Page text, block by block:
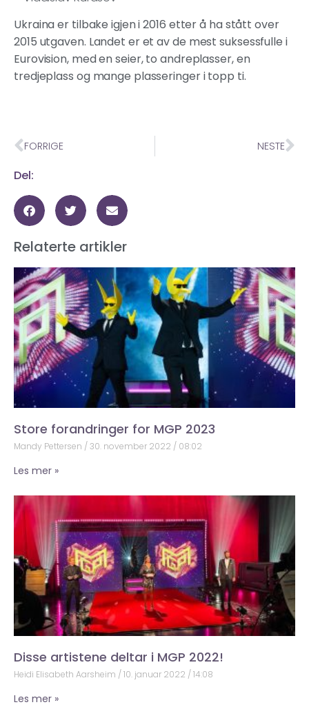
Ukraina er tilbake igjen i 2016 etter å ha stått over
2015 utgaven. Landet er et av de mest suksessfulle i
Eurovision, med en seier, to andreplasser, en
tredjeplass og mange plasseringer i topp ti.
FORRIGE NESTE
Del:
Relaterte artikler
Store forandringer for MGP 2023
Mandy Pettersen 30. november 2022 08:02
Les mer »
Disse artistene deltar i MGP 2022!
Heidi Elisabeth Aarsheim 10. januar 2022 14:08
Les mer »